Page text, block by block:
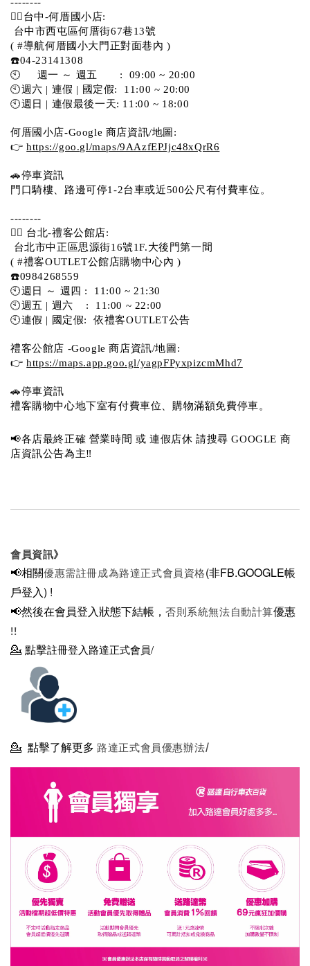
--------
💁‍♀️台中-何厝國小店:
台中市西屯區何厝街67巷13號
( #導航何厝國小大門正對面巷內 )
☎️04-23141308
🕙     週一 ～ 週五       :  09:00 ~ 20:00
🕙週六 | 連假 | 國定假:  11:00 ~ 20:00
🕙週日 | 連假最後一天: 11:00 ~ 18:00
何厝國小店-Google 商店資訊/地圖:
👉 https://goo.gl/maps/9AAzfEPJjc48xQrR6
🚗停車資訊
門口騎樓、路邊可停1-2台車或近500公尺有付費車位。
--------
💁‍♀️ 台北-禮客公館店:
台北市中正區思源街16號1F.大後門第一間
( #禮客OUTLET公館店購物中心內 )
☎️0984268559
🕙週日 ～ 週四 :  11:00 ~ 21:30
🕙週五 | 週六    :  11:00 ~ 22:00
🕙連假 | 國定假:  依禮客OUTLET公告
禮客公館店 -Google 商店資訊/地圖:
👉 https://maps.app.goo.gl/yagpFPyxpizcmMhd7
🚗停車資訊
禮客購物中心地下室有付費車位、購物滿額免費停車。
📢各店最終正確 營業時間 或 連假店休 請搜尋 GOOGLE 商
店資訊公告為主‼️
會員資訊》
📢相關優惠需註冊成為路達正式會員資格(非FB.GOOGLE帳
戶登入) !
📢然後在會員登入狀態下結帳， 否則系統無法自動計算優惠
!!
💁 點擊註冊登入路達正式會員/
💁 點擊了解更多 路達正式會員優惠辦法/